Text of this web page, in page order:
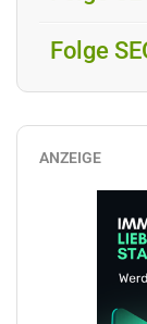
Folge
ANZEIGE